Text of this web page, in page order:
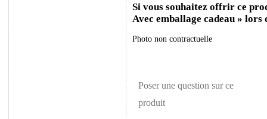
Si vous souhaitez offrir ce
Avec emballage cadeau » lors
Photo non contractuelle
Poser une question sur ce
produit